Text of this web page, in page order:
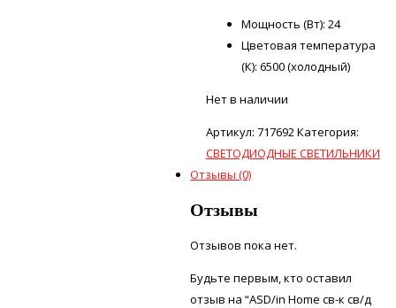
Мощность (Вт): 24
Цветовая температура
(К): 6500 (холодный)
Нет в наличии
Артикул: 717692Категория:
СВЕТОДИОДНЫЕ СВЕТИЛЬНИКИ
Отзывы (0)
Отзывы
Отзывов пока нет.
Будьте первым, кто оставил
отзыв на “ASD/in Home св-к св/д